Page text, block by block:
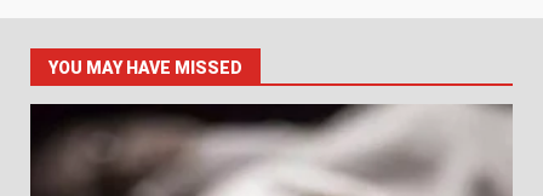
YOU MAY HAVE MISSED